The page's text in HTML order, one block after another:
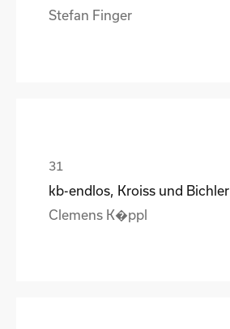
Stefan Finger
kb-endlos, Kroiss und Bichler
Clemens K�ppl